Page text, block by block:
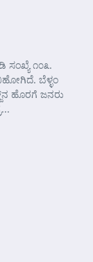
೧೦೩.
ಬೆಳ್ಳಂ
ಹೊರಗೆ ಜನರು